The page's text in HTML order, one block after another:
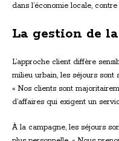
dans l’économie locale,
La gestion de
L’approche client diffère
milieu urbain, les séjours sont
« Nos clients sont
d’affaires qui exigent un
À la campagne, les séjours